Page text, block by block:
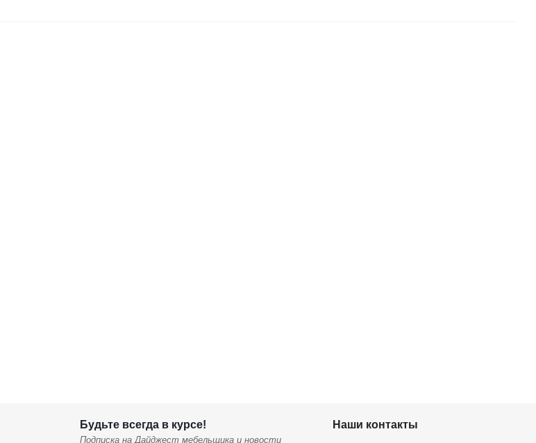
Будьте всегда в курсе!
Подписка на Дайджест мебельщика и новости
Наши контакты